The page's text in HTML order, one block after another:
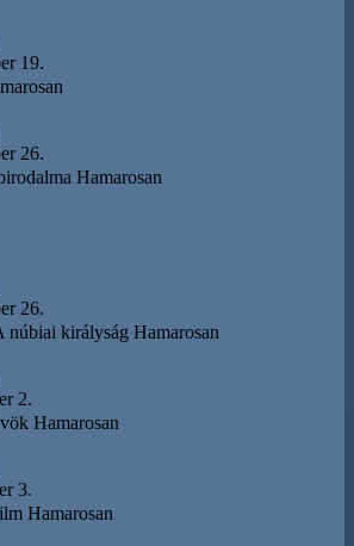
19.
26.
Hamarosan
26.
núbiai királyság Hamarosan
2.
Hamarosan
3.
Hamarosan